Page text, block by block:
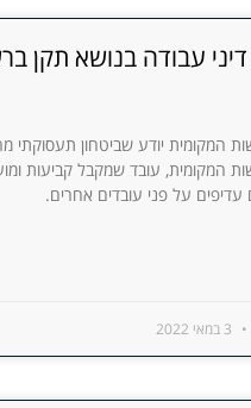
דיני עבודה בנושא תקן
המקומית יודע שביטחון תעסוקתי
המקומית, עובד שמקבל קביעות
על פני עובדים אחרים.